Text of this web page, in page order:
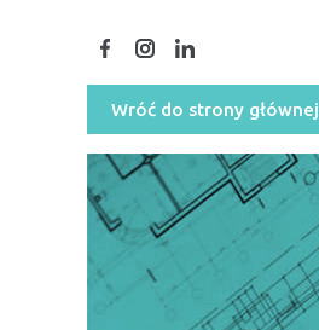
Wróć do strony głównej